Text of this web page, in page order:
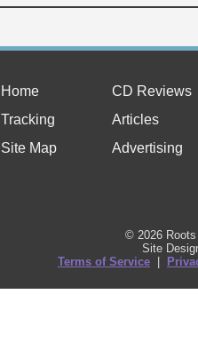
Home
CD Reviews
Tracking
Articles
Site Map
Advertising
© 2026
Site
Terms of Service